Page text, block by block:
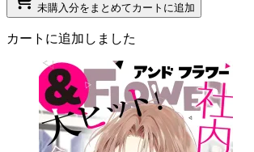
未購入分をまとめてカートに追加
カートに追加しました